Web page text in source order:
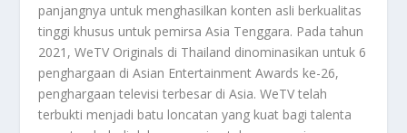
panjangnya untuk menghasilkan konten asli berkualitas
tinggi khusus untuk pemirsa Asia Tenggara. Pada tahun
2021, WeTV Originals di Thailand dinominasikan untuk 6
penghargaan di Asian Entertainment Awards ke-26,
penghargaan televisi terbesar di Asia. WeTV telah
terbukti menjadi batu loncatan yang kuat bagi talenta